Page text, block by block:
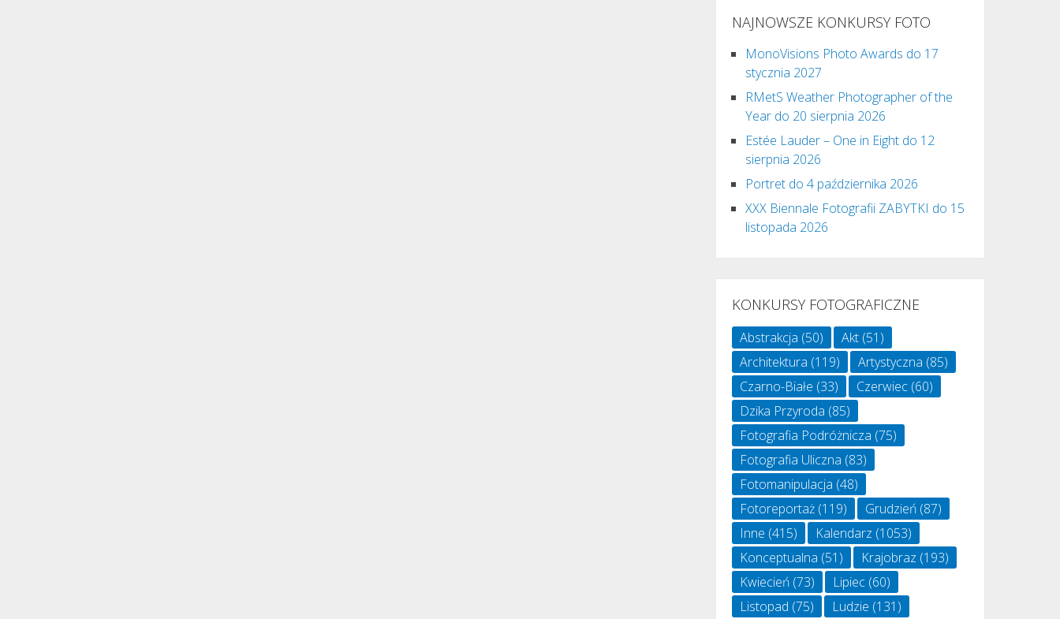
NAJNOWSZE KONKURSY FOTO
MonoVisions Photo Awards do 17
stycznia 2027
RMetS Weather Photographer of the
Year do 20 sierpnia 2026
Estée Lauder – One in Eight do 12
sierpnia 2026
Portret do 4 października 2026
XXX Biennale Fotografii ZABYTKI do 15
listopada 2026
KONKURSY FOTOGRAFICZNE
Abstrakcja (50) Akt (51)
Architektura (119) Artystyczna (85)
Czarno-Białe (33) Czerwiec (60)
Dzika Przyroda (85)
Fotografia Podróżnicza (75)
Fotografia Uliczna (83)
Fotomanipulacja (48)
Fotoreportaż (119) Grudzień (87)
Inne (415) Kalendarz (1053)
Konceptualna (51) Krajobraz (193)
Kwiecień (73) Lipiec (60)
Listopad (75) Ludzie (131)